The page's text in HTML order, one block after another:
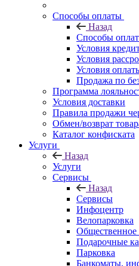
Способы оплаты
Назад
Способы
Условия
Условия
Условия
Продажа по
Программа
Условия доставки
Правила продажи
Обмен/возврат
Каталог конфиската
Услуги
Назад
Услуги
Сервисы
Назад
Сервисы
Инфоцентр
Велопарковка
Общественное
Подарочные
Парковка
Банкоматы,